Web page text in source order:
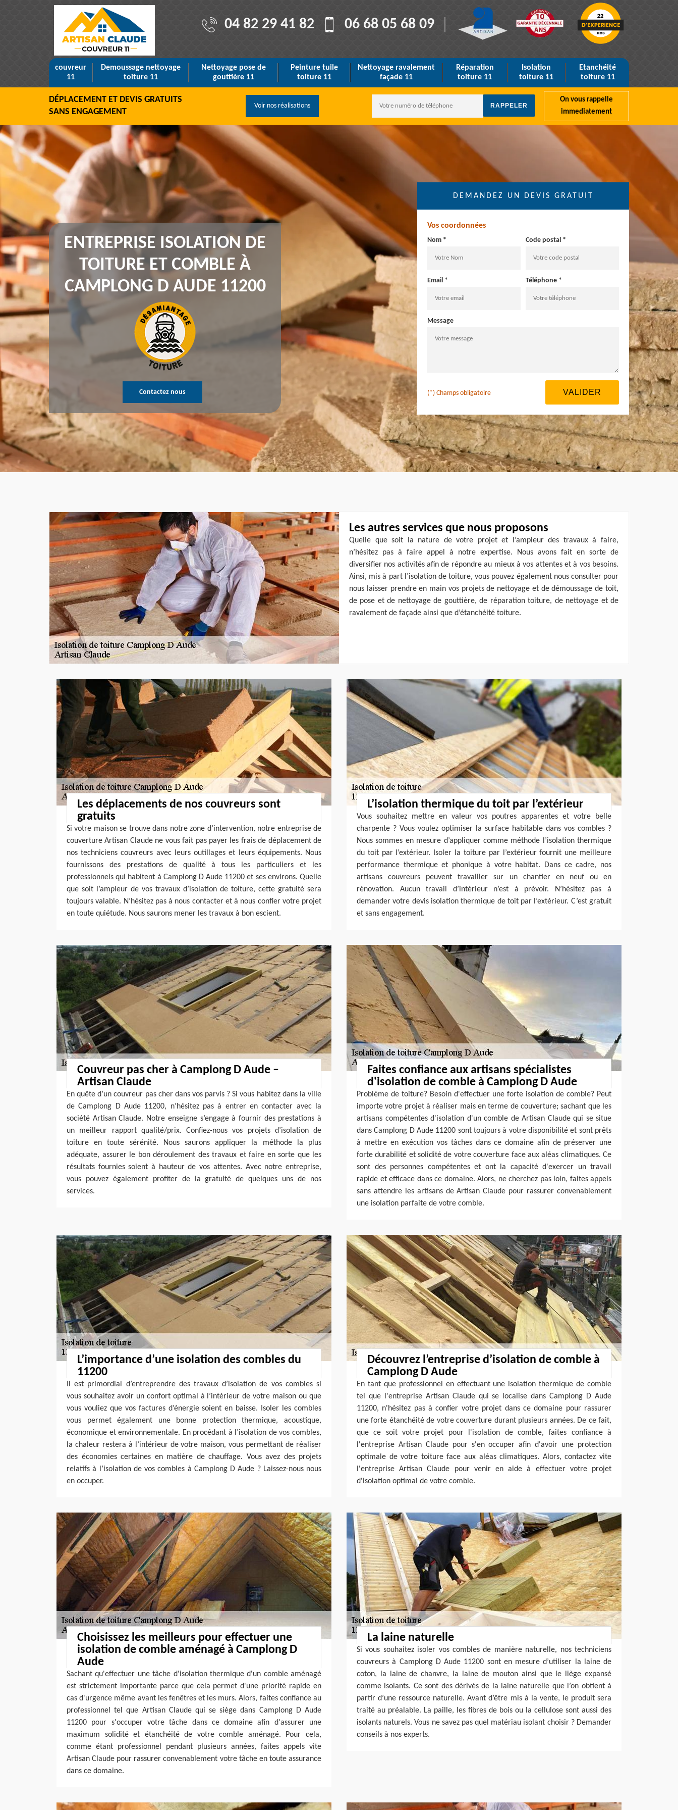
04 82 29 41 82 06 68 05 68 09
couvreur
11
Demoussage nettoyage
toiture 11
Nettoyage pose de
gouttière 11
Peinture tuile
toiture 11
Nettoyage ravalement
façade 11
Réparation
toiture 11
Isolation
toiture 11
Etanchéité
toiture 11
DÉPLACEMENT ET DEVIS GRATUITS
SANS ENGAGEMENT
Voir nos réalisations
On vous rappelle
immediatement
ENTREPRISE ISOLATION DE
TOITURE ET COMBLE À
CAMPLONG D AUDE 11200
Contactez nous
DEMANDEZ UN DEVIS GRATUIT
Vos coordonnées
Nom * Code postal *
Email * Téléphone *
Message
(*) Champs obligatoire
Les autres services que nous proposons
Quelle que soit la nature de votre projet et l’ampleur des travaux à faire,
n’hésitez pas à faire appel à notre expertise. Nous avons fait en sorte de
diversifier nos activités afin de répondre au mieux à vos attentes et à vos besoins.
Ainsi, mis à part l’isolation de toiture, vous pouvez également nous consulter pour
nous laisser prendre en main vos projets de nettoyage et de démoussage de toit,
de pose et de nettoyage de gouttière, de réparation toiture, de nettoyage et de
ravalement de façade ainsi que d’étanchéité toiture.
Les déplacements de nos couvreurs sont
gratuits
Si votre maison se trouve dans notre zone d’intervention, notre entreprise de
couverture Artisan Claude ne vous fait pas payer les frais de déplacement de
nos techniciens couvreurs avec leurs outillages et leurs équipements. Nous
fournissons des prestations de qualité à tous les particuliers et les
professionnels qui habitent à Camplong D Aude 11200 et ses environs. Quelle
que soit l’ampleur de vos travaux d’isolation de toiture, cette gratuité sera
toujours valable. N’hésitez pas à nous contacter et à nous confier votre projet
en toute quiétude. Nous saurons mener les travaux à bon escient.
L’isolation thermique du toit par l’extérieur
Vous souhaitez mettre en valeur vos poutres apparentes et votre belle
charpente ? Vous voulez optimiser la surface habitable dans vos combles ?
Nous sommes en mesure d’appliquer comme méthode l’isolation thermique
du toit par l’extérieur. Isoler la toiture par l’extérieur fournit une meilleure
performance thermique et phonique à votre habitat. Dans ce cadre, nos
artisans couvreurs peuvent travailler sur un chantier en neuf ou en
rénovation. Aucun travail d’intérieur n’est à prévoir. N’hésitez pas à
demander votre devis isolation thermique de toit par l’extérieur. C’est gratuit
et sans engagement.
Couvreur pas cher à Camplong D Aude –
Artisan Claude
En quête d’un couvreur pas cher dans vos parvis ? Si vous habitez dans la ville
de Camplong D Aude 11200, n’hésitez pas à entrer en contacter avec la
société Artisan Claude. Notre enseigne s’engage à fournir des prestations à
un meilleur rapport qualité/prix. Confiez-nous vos projets d’isolation de
toiture en toute sérénité. Nous saurons appliquer la méthode la plus
adéquate, assurer le bon déroulement des travaux et faire en sorte que les
résultats fournies soient à hauteur de vos attentes. Avec notre entreprise,
vous pouvez également profiter de la gratuité de quelques uns de nos
services.
Faites confiance aux artisans spécialistes
d'isolation de comble à Camplong D Aude
Problème de toiture? Besoin d'effectuer une forte isolation de comble? Peut
importe votre projet à réaliser mais en terme de couverture; sachant que les
artisans compétentes d'isolation d'un comble de Artisan Claude qui se situe
dans Camplong D Aude 11200 sont toujours à votre disponibilité et sont prêts
à mettre en exécution vos tâches dans ce domaine afin de préserver une
forte durabilité et solidité de votre couverture face aux aléas climatiques. Ce
sont des personnes compétentes et ont la capacité d'exercer un travail
rapide et efficace dans ce domaine. Alors, ne cherchez pas loin, faites appels
sans attendre les artisans de Artisan Claude pour rassurer convenablement
une isolation parfaite de votre comble.
L’importance d’une isolation des combles du
11200
Il est primordial d’entreprendre des travaux d’isolation de vos combles si
vous souhaitez avoir un confort optimal à l’intérieur de votre maison ou que
vous vouliez que vos factures d’énergie soient en baisse. Isoler les combles
vous permet également une bonne protection thermique, acoustique,
économique et environnementale. En procédant à l’isolation de vos combles,
la chaleur restera à l’intérieur de votre maison, vous permettant de réaliser
des économies certaines en matière de chauffage. Vous avez des projets
relatifs à l’isolation de vos combles à Camplong D Aude ? Laissez-nous nous
en occuper.
Découvrez l’entreprise d’isolation de comble à
Camplong D Aude
En tant que professionnel en effectuant une isolation thermique de comble
tel que l'entreprise Artisan Claude qui se localise dans Camplong D Aude
11200, n'hésitez pas à confier votre projet dans ce domaine pour rassurer
une forte étanchéité de votre couverture durant plusieurs années. De ce fait,
que ce soit votre projet pour l'isolation de comble, faites confiance à
l'entreprise Artisan Claude pour s'en occuper afin d'avoir une protection
optimale de votre toiture face aux aléas climatiques. Alors, contactez vite
l'entreprise Artisan Claude pour venir en aide à effectuer votre projet
d'isolation optimal de votre comble.
Choisissez les meilleurs pour effectuer une
isolation de comble aménagé à Camplong D
Aude
Sachant qu'effectuer une tâche d'isolation thermique d'un comble aménagé
est strictement importante parce que cela permet d'une priorité rapide en
cas d'urgence même avant les fenêtres et les murs. Alors, faites confiance au
professionnel tel que Artisan Claude qui se siège dans Camplong D Aude
11200 pour s'occuper votre tâche dans ce domaine afin d'assurer une
maximum solidité et étanchéité de votre comble aménagé. Pour cela,
comme étant professionnel pendant plusieurs années, faites appels vite
Artisan Claude pour rassurer convenablement votre tâche en toute assurance
dans ce domaine.
La laine naturelle
Si vous souhaitez isoler vos combles de manière naturelle, nos techniciens
couvreurs à Camplong D Aude 11200 sont en mesure d’utiliser la laine de
coton, la laine de chanvre, la laine de mouton ainsi que le liège expansé
comme isolants. Ce sont des dérivés de la laine naturelle que l’on obtient à
partir d’une ressource naturelle. Avant d’être mis à la vente, le produit sera
traité au préalable. La paille, les fibres de bois ou la cellulose sont aussi des
isolants naturels. Vous ne savez pas quel matériau isolant choisir ? Demander
conseils à nos experts.